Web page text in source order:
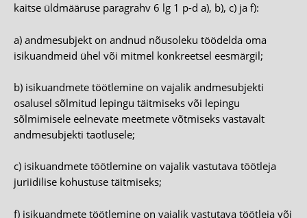
kaitse üldmääruse paragrahv 6 lg 1 p-d a), b), c) ja f):
a) andmesubjekt on andnud nõusoleku töödelda oma
isikuandmeid ühel või mitmel konkreetsel eesmärgil;
b) isikuandmete töötlemine on vajalik andmesubjekti
osalusel sõlmitud lepingu täitmiseks või lepingu
sõlmimisele eelnevate meetmete võtmiseks vastavalt
andmesubjekti taotlusele;
c) isikuandmete töötlemine on vajalik vastutava töötleja
juriidilise kohustuse täitmiseks;
f) isikuandmete töötlemine on vajalik vastutava töötleja või